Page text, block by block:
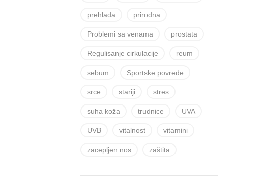
prehlada prirodna
Problemi sa venama prostata
Regulisanje cirkulacije reum
sebum Sportske povrede
srce stariji stres
suha koža trudnice UVA
UVB vitalnost vitamini
zacepljen nos zaštita